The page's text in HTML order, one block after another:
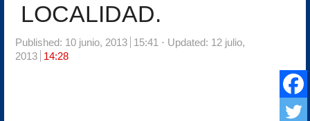
LOCALIDAD.
Published: 10 junio, 2013 15:41
Updated: 12 julio,
2013
14:28